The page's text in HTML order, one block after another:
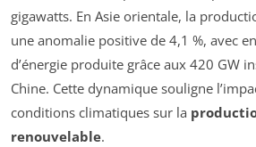
gigawatts. En Asie orientale, la
une anomalie positive de 4,1 %, avec
d’énergie produite grâce aux 420 GW
Chine. Cette dynamique souligne
conditions climatiques sur la
renouvelable.